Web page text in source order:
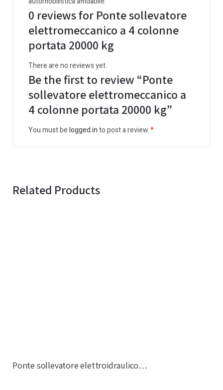
0 reviews for Ponte sollevatore
elettromeccanico a 4 colonne
portata 20000 kg
There are no reviews yet.
Be the first to review “Ponte
sollevatore elettromeccanico a
4 colonne portata 20000 kg”
You must belogged into post a review.
Related Products
Ponte sollevatore elettroidraulico…